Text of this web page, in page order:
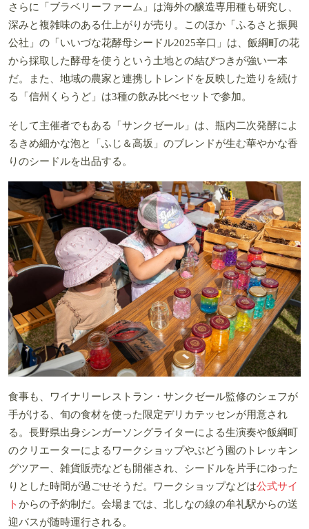
さらに「ブラベリーファーム」は海外の醸造専用種も研究し、
深みと複雑味のある仕上がりが売り。このほか「ふるさと振興
公社」の「いいづな花酵母シードル2025辛口」は、飯綱町の花
から採取した酵母を使うという土地との結びつきが強い一本
だ。また、地域の農家と連携しトレンドを反映した造りを続け
る「信州くらうど」は3種の飲み比べセットで参加。
そして主催者でもある「サンクゼール」は、瓶内二次発酵によ
るきめ細かな泡と「ふじ＆高坂」のブレンドが生む華やかな香
りのシードルを出品する。
食事も、ワイナリーレストラン・サンクゼール監修のシェフが
手がける、旬の食材を使った限定デリカテッセンが用意され
る。長野県出身シンガーソングライターによる生演奏や飯綱町
のクリエーターによるワークショップやぶどう園のトレッキン
グツアー、雑貨販売なども開催され、シードルを片手にゆった
りとした時間が過ごせそうだ。ワークショップなどは公式サイ
トからの予約制だ。会場までは、北しなの線の牟礼駅からの送
迎バスが随時運行される。